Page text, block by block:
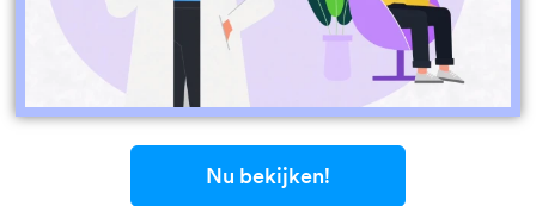
Nu bekijken!